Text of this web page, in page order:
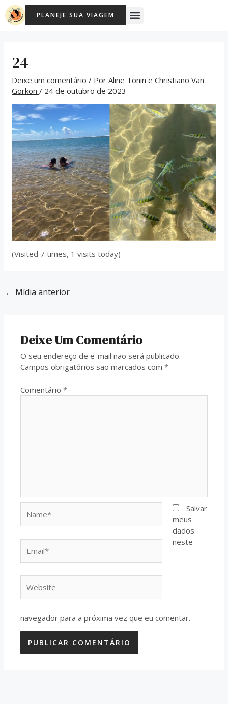
para
PLANEJE SUA VIAGEM Menu
24
Deixe um comentário / PorAline Tonin e Christiano Van
Gorkon/ 24 de outubro de 2023
(Visited 7 times, 1 visits today)
Post
navigation
← Mídia anterior
Deixe Um Comentário
O seu endereço de e-mail não será publicado.
Campos obrigatórios são marcados com*
Comentário*
Salvar
meus
dados
neste
navegador para a próxima vez que eu comentar.